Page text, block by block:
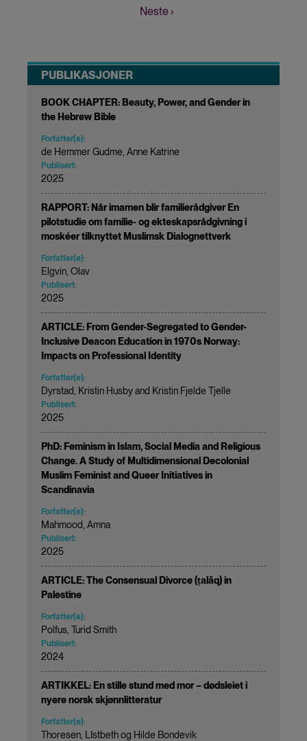
side
Neste
Neste ›
PUBLIKASJONER
BOOK CHAPTER: Beauty, Power, and Gender in
the Hebrew Bible
Forfatter(e):
de Hemmer Gudme, Anne Katrine
Publisert:
2025
RAPPORT: Når imamen blir familierådgiver En
pilotstudie om familie- og ekteskapsrådgivning i
moskéer tilknyttet Muslimsk Dialognettverk
Forfatter(e):
Elgvin, Olav
Publisert:
2025
ARTICLE: From Gender-Segregated to Gender-
Inclusive Deacon Education in 1970s Norway:
Impacts on Professional Identity
Forfatter(e):
Dyrstad, Kristin Husby and Kristin Fjelde Tjelle
Publisert:
2025
PhD: Feminism in Islam, Social Media and Religious
Change. A Study of Multidimensional Decolonial
Muslim Feminist and Queer Initiatives in
Scandinavia
Forfatter(e):
Mahmood, Amna
Publisert:
2025
ARTICLE: The Consensual Divorce (ṭalāq) in
Palestine
Forfatter(e):
Polfus, Turid Smith
Publisert:
2024
ARTIKKEL: En stille stund med mor – dødsleiet i
nyere norsk skjønnlitteratur
Forfatter(e):
Thoresen, LIstbeth og Hilde Bondevik